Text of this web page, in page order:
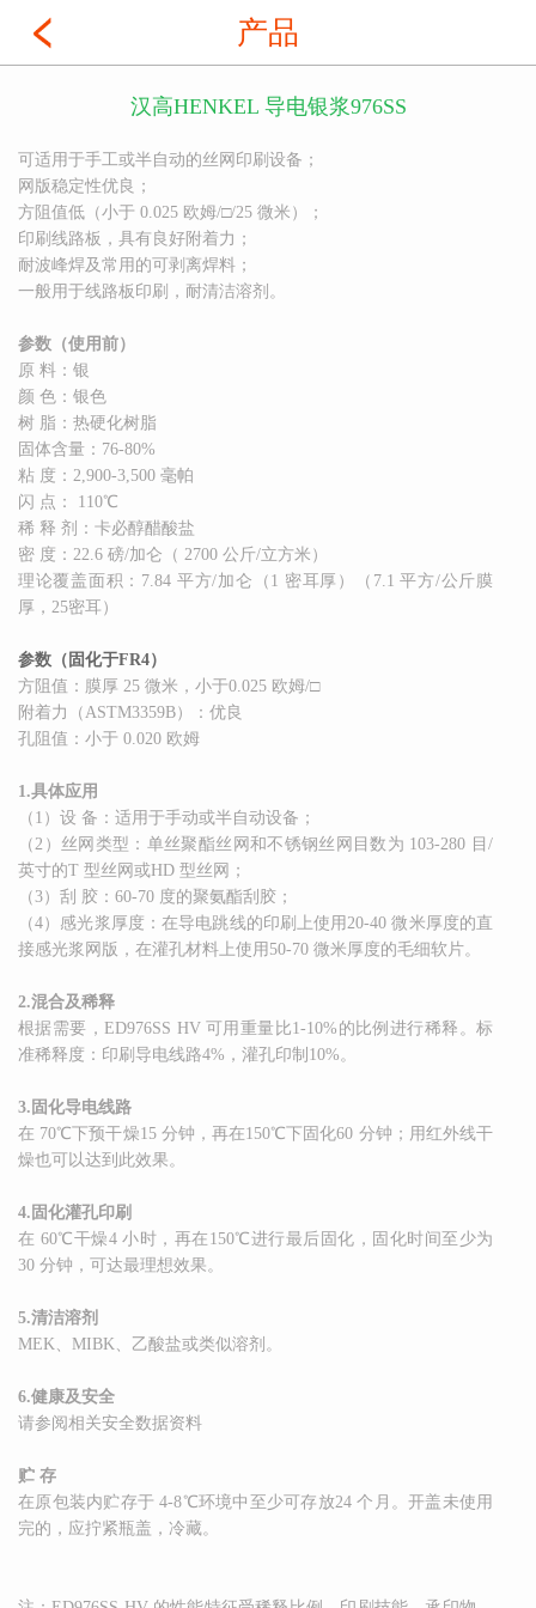
产品
汉高HENKEL 导电银浆976SS
可适用于手工或半自动的丝网印刷设备；
网版稳定性优良；
方阻值低（小于 0.025 欧姆/□/25 微米）；
印刷线路板，具有良好附着力；
耐波峰焊及常用的可剥离焊料；
一般用于线路板印刷，耐清洁溶剂。
参数（使用前）
原 料：银
颜 色：银色
树 脂：热硬化树脂
固体含量：76-80%
粘 度：2,900-3,500 毫帕
闪 点： 110℃
稀 释 剂：卡必醇醋酸盐
密 度：22.6 磅/加仑（ 2700 公斤/立方米）
理论覆盖面积：7.84 平方/加仑（1 密耳厚）（7.1 平方/公斤膜
厚，25密耳）
参数（固化于FR4）
方阻值：膜厚 25 微米，小于0.025 欧姆/□
附着力（ASTM3359B）：优良
孔阻值：小于 0.020 欧姆
1.具体应用
（1）设 备：适用于手动或半自动设备；
（2）丝网类型：单丝聚酯丝网和不锈钢丝网目数为 103-280 目/
英寸的T 型丝网或HD 型丝网；
（3）刮 胶：60-70 度的聚氨酯刮胶；
（4）感光浆厚度：在导电跳线的印刷上使用20-40 微米厚度的直
接感光浆网版，在灌孔材料上使用50-70 微米厚度的毛细软片。
2.混合及稀释
根据需要，ED976SS HV 可用重量比1-10%的比例进行稀释。标
准稀释度：印刷导电线路4%，灌孔印制10%。
3.固化导电线路
在 70℃下预干燥15 分钟，再在150℃下固化60 分钟；用红外线干
燥也可以达到此效果。
4.固化灌孔印刷
在 60℃干燥4 小时，再在150℃进行最后固化，固化时间至少为
30 分钟，可达最理想效果。
5.清洁溶剂
MEK、MIBK、乙酸盐或类似溶剂。
6.健康及安全
请参阅相关安全数据资料
贮 存
在原包装内贮存于 4-8℃环境中至少可存放24 个月。开盖未使用
完的，应拧紧瓶盖，冷藏。